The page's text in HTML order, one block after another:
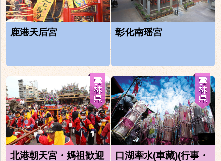
鹿港天后宮 彰化南瑶宮
北港朝天宮・媽祖歓迎
口湖牽水(車藏)(行事・